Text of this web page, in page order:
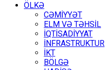
ÖLKƏ
CƏMİYYƏT
ELM VƏ TƏHSİL
İQTİSADİYYAT
İNFRASTRUKTUR
İKT
BÖLGƏ